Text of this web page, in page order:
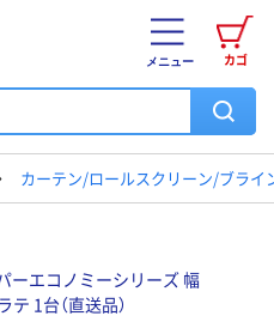
カゴ
メニュー
カーテン/ロールスクリーン/ブライ
ーエコノミーシリーズ 幅
1台（直送品）